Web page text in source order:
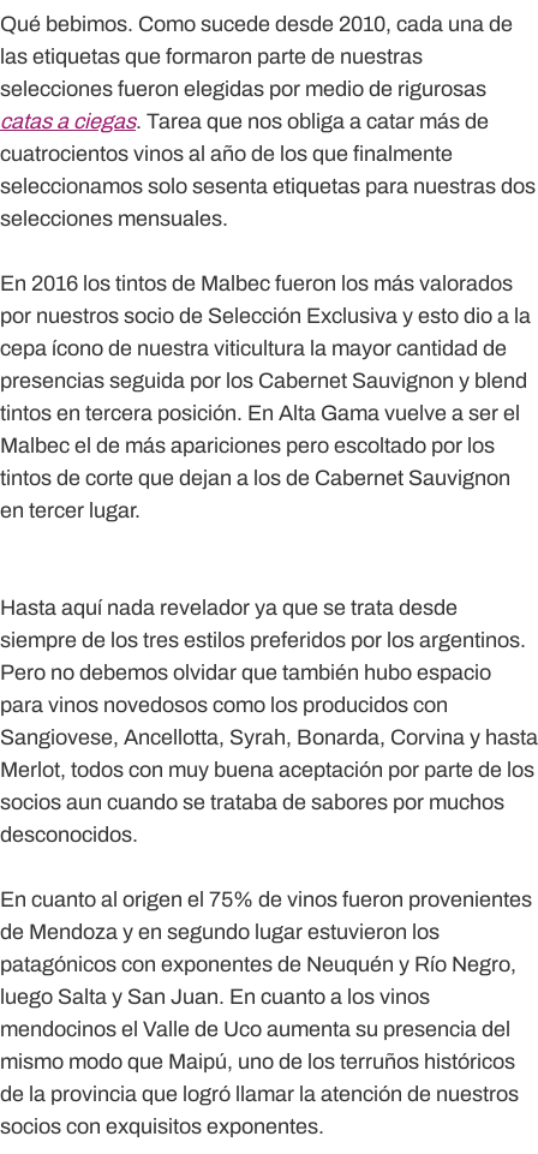
Qué bebimos. Como sucede desde 2010, cada una de
las etiquetas que formaron parte de nuestras
selecciones fueron elegidas por medio de rigurosas
catas a ciegas. Tarea que nos obliga a catar más de
cuatrocientos vinos al año de los que finalmente
seleccionamos solo sesenta etiquetas para nuestras dos
selecciones mensuales.
En 2016 los tintos de Malbec fueron los más valorados
por nuestros socio de Selección Exclusiva y esto dio a la
cepa ícono de nuestra viticultura la mayor cantidad de
presencias seguida por los Cabernet Sauvignon y blend
tintos en tercera posición. En Alta Gama vuelve a ser el
Malbec el de más apariciones pero escoltado por los
tintos de corte que dejan a los de Cabernet Sauvignon
en tercer lugar.
Hasta aquí nada revelador ya que se trata desde
siempre de los tres estilos preferidos por los argentinos.
Pero no debemos olvidar que también hubo espacio
para vinos novedosos como los producidos con
Sangiovese, Ancellotta, Syrah, Bonarda, Corvina y hasta
Merlot, todos con muy buena aceptación por parte de los
socios aun cuando se trataba de sabores por muchos
desconocidos.
En cuanto al origen el 75% de vinos fueron provenientes
de Mendoza y en segundo lugar estuvieron los
patagónicos con exponentes de Neuquén y Río Negro,
luego Salta y San Juan. En cuanto a los vinos
mendocinos el Valle de Uco aumenta su presencia del
mismo modo que Maipú, uno de los terruños históricos
de la provincia que logró llamar la atención de nuestros
socios con exquisitos exponentes.